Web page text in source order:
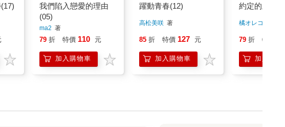
我們陷入戀愛的理由
(05)
ma2 著
79 折 特價 110 元
加入購物車
躍動青春(12)
高松美咲著
85 折 特價 127 元
加入購物車
約定的灰姑
橘オレコ
79 折 特價
加入購物